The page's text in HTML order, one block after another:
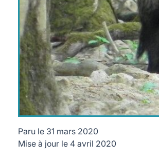
Paru le 31 mars 2020
Mise à jour le 4 avril 2020